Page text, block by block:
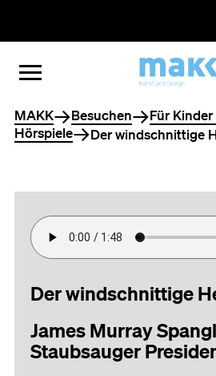
ZUM
ZUR
ZUM
MENÜ ÖFFNEN
MENÜ SCHLIESSEN
Sie befinden sich hier
MAKK Besuchen
Für
Hörspiele
Der windschnittige
Der windschnittige
James Murray
Staubsauger